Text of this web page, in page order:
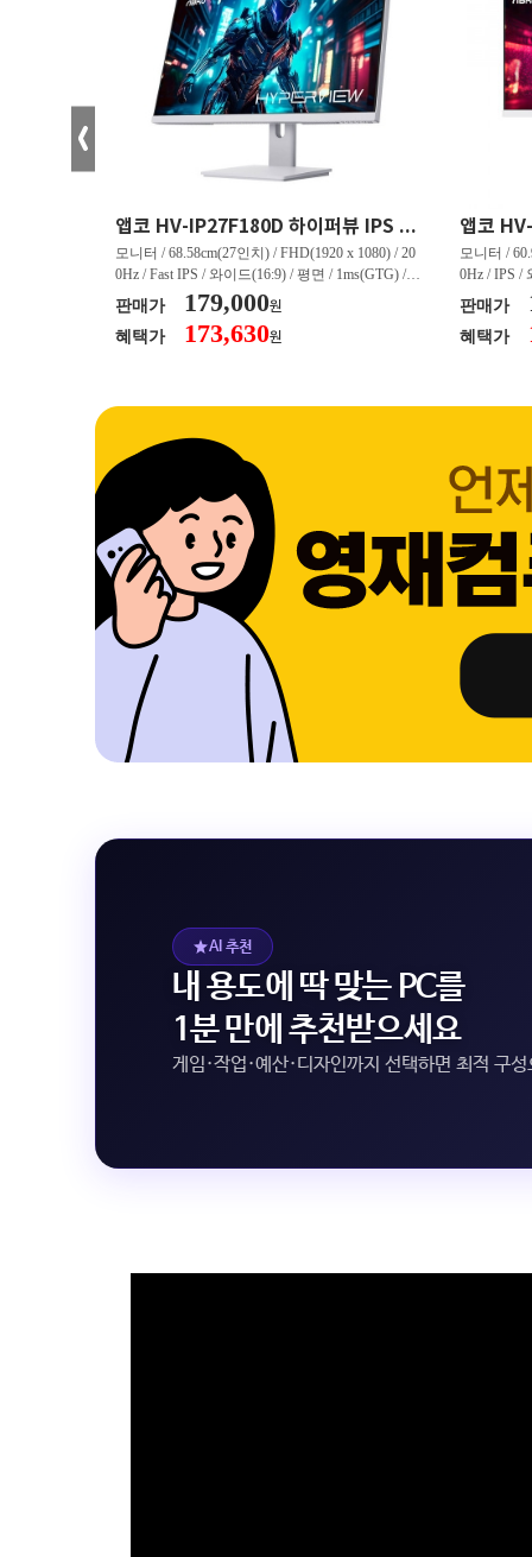
앱코 HV-IP27F180D 하이퍼뷰 IPS FHD 200 HDR 무결점
모니터 / 68.58cm(27인치) / FHD(1920 x 1080) / 20
0Hz / Fast IPS / 와이드(16:9) / 평면 / 1ms(GTG) / 3
50nit / 1,000:1 / 헤드폰 아웃 / LED 조명 / 틸트(상
하) / 6kg / [색상영역] / sRGB:128% / Adobe RGB:8
5% / DCI-P3:91% / NTSC:90% / [게임특화] / 조준
판매가 179,000원
혜택가 173,630원
모니터 /
0Hz / IPS /
50nit /
하) / 4.9kg
80% / DCI-
판매가
혜택가
AI 추천
내 용도에 딱 맞는 PC를
1분 만에 추천받으세요
게임·작업·예산·디자인까지 선택하면 최적 구